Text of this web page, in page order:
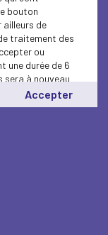
bouton
ailleurs de
traitement des
ou
une durée de 6
sera à nouveau
en
Accepter